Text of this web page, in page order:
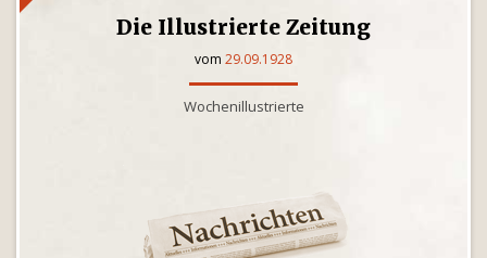
Die Illustrierte Zeitung
vom 29.09.1928
Wochenillustrierte